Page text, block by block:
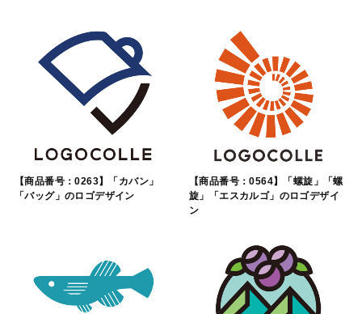
【商品番号：0263】「カバン」
「バッグ」のロゴデザイン
【商品番号：0564】「螺旋」「螺
旋」「エスカルゴ」のロゴデザイ
ン